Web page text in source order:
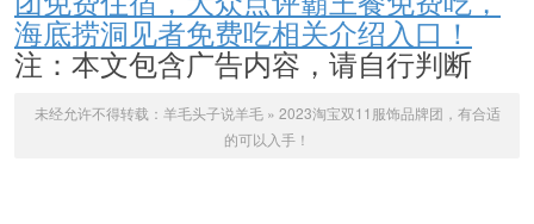
海底捞洞见者免费吃相关介绍入口！
注：本文包含广告内容，请自行判断
未经允许不得转载： 羊毛头子说羊毛» 2023淘宝双11服饰品牌团，有合适
的可以入手！